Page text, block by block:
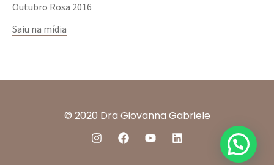
Outubro Rosa 2016
Saiu na mídia
© 2020 Dra Giovanna Gabriele